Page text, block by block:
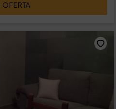
OFERTA